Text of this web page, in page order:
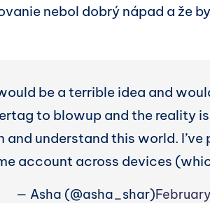
nebol dobrý nápad a že
be a terrible idea and
to blowup and the reality
and understand this world.
account across devices
— Asha (@asha_shar)